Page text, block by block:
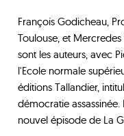
François Godicheau,
Toulouse, et Mercredes
sont les auteurs, avec
l'Ecole normale
éditions Tallandier,
démocratie
nouvel épisode de La